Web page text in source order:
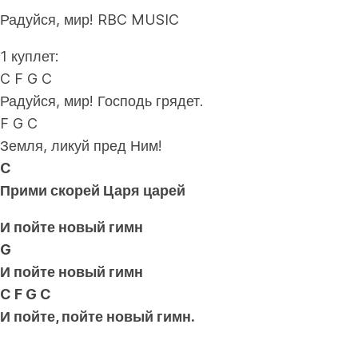
Радуйся, мир! RBC MUSIC
1 куплет:
C F G C
Радуйся, мир! Господь грядет.
F G C
Земля, ликуй пред Ним!
C
Прими скорей Царя царей
И пойте новый гимн
G
И пойте новый гимн
C F G C
И пойте, пойте новый гимн.